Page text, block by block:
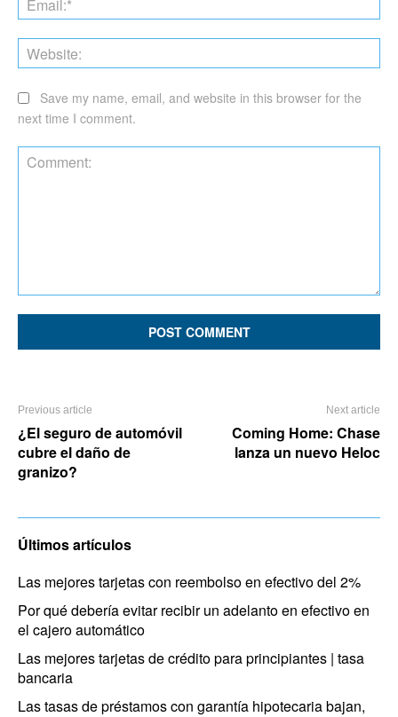
Save my name, email, and website in this browser for the
next time I comment.
Previous article
¿El seguro de automóvil
cubre el daño de
granizo?
Next article
Coming Home: Chase
lanza un nuevo Heloc
Últimos artículos
Las mejores tarjetas con reembolso en efectivo del 2%
Por qué debería evitar recibir un adelanto en efectivo en
el cajero automático
Las mejores tarjetas de crédito para principiantes | tasa
bancaria
Las tasas de préstamos con garantía hipotecaria bajan,